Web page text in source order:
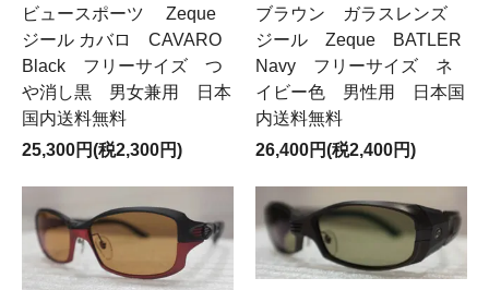
ビュースポーツ Zeque
ジール カバロ CAVARO
Black フリーサイズ つ
や消し黒 男女兼用 日本
国内送料無料
25,300円(税2,300円)
ブラウン ガラスレンズ
ジール Zeque BATLER
Navy フリーサイズ ネ
イビー色 男性用 日本国
内送料無料
26,400円(税2,400円)